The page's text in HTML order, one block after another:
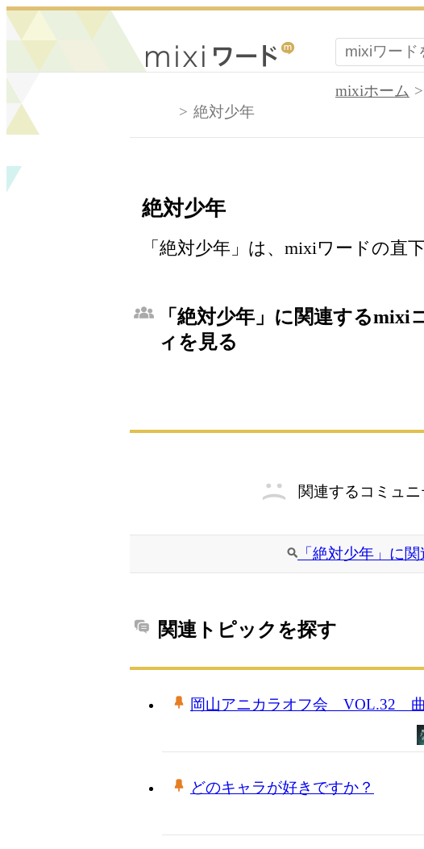
mixiホーム
絶対少年
絶対少年
「絶対少年」は、mixiワードの直
「絶対少年」に関連するmixi
ィを見る
関連するコミュ
「絶対少年」に
関連トピックを探す
岡山アニカラオフ会 VOL.32 曲
どのキャラが好きですか？